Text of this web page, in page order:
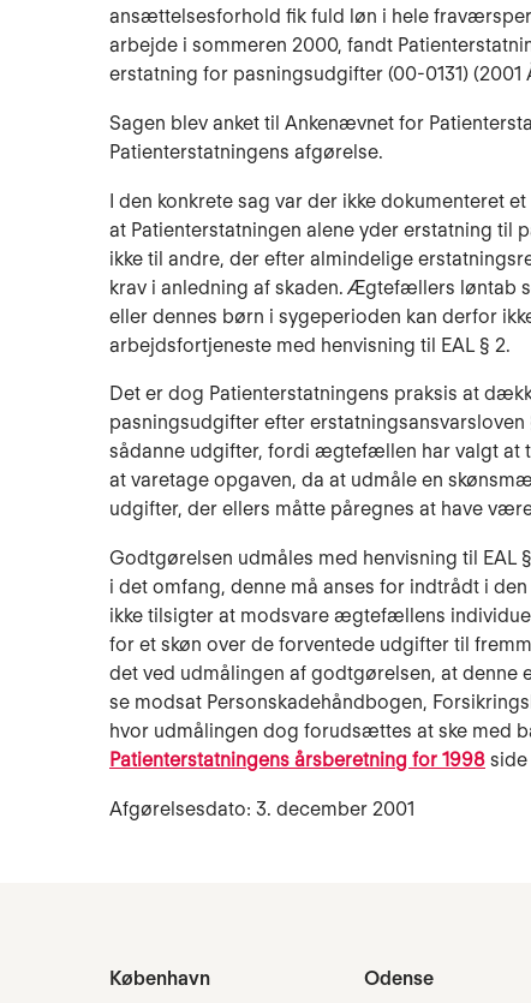
ansættelsesforhold fik fuld løn i hele
arbejde i sommeren 2000, fandt
erstatning for pasningsudgifter (00-0131) (2001
Sagen blev anket til Ankenævnet for
Patienterstatningens afgørelse.
I den konkrete sag var der ikke dokumenteret
at Patienterstatningen alene yder erstatning til
ikke til andre, der efter almindelige
krav i anledning af skaden. Ægtefællers løntab
eller dennes børn i sygeperioden kan derfor
arbejdsfortjeneste med henvisning til EAL § 2.
Det er dog Patienterstatningens praksis at
pasningsudgifter efter
sådanne udgifter, fordi ægtefællen har valgt at
at varetage opgaven, da at udmåle en
udgifter, der ellers måtte påregnes at have
Godtgørelsen udmåles med henvisning til
i det omfang, denne må anses for indtrådt i
ikke tilsigter at modsvare ægtefællens
for et skøn over de forventede udgifter til
det ved udmålingen af godtgørelsen, at denne
se modsat Personskadehåndbogen,
hvor udmålingen dog forudsættes at ske med
Patienterstatningens årsberetning for 1998 side
Afgørelsesdato: 3. december 2001
København Odense